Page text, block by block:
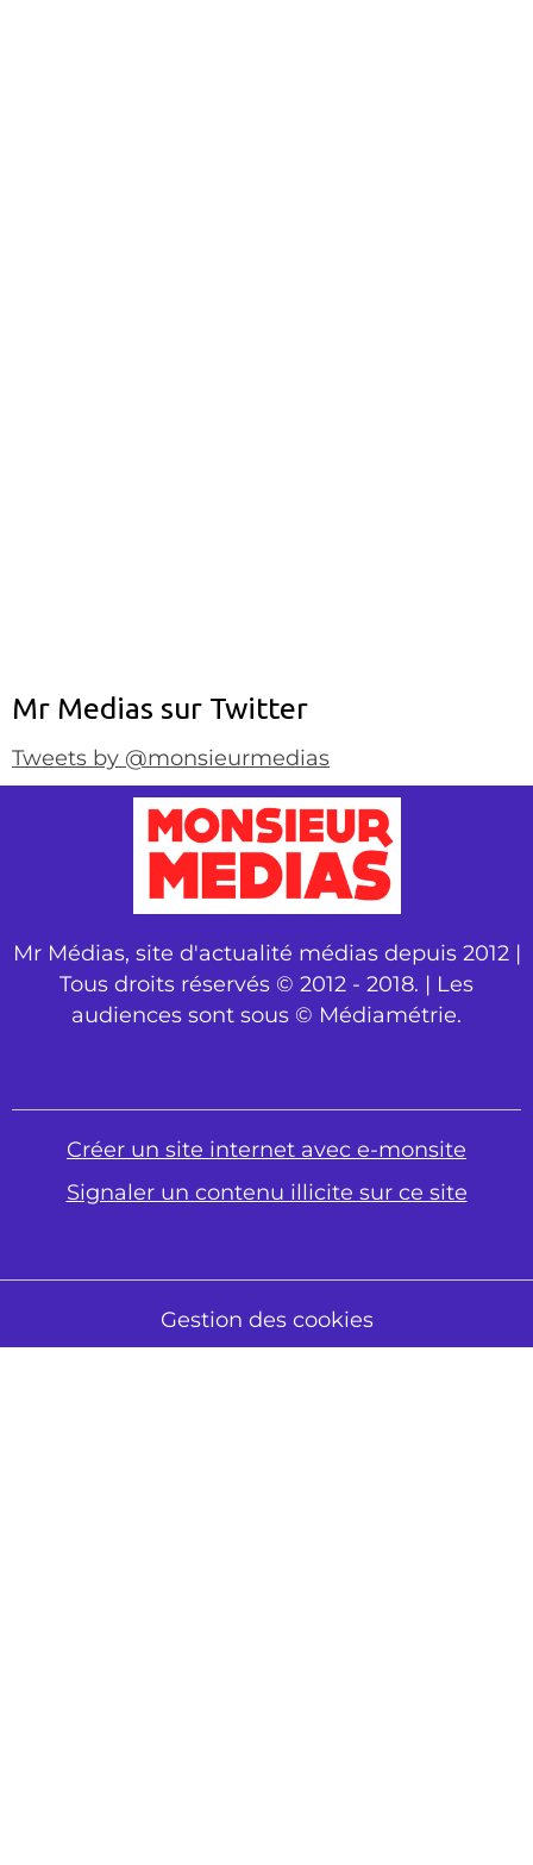
Mr Medias sur Twitter
Tweets by @monsieurmedias
Mr Médias, site d'actualité médias depuis 2012 |
Tous droits réservés © 2012 - 2018. | Les
audiences sont sous © Médiamétrie.
Créer un site internet avec e-monsite
Signaler un contenu illicite sur ce site
Gestion des cookies